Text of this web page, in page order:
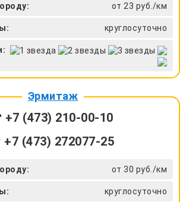
от 23 руб./км
круглосуточно
Эрмитаж
(473) 210-00-10
(473) 272077-25
от 30 руб./км
круглосуточно